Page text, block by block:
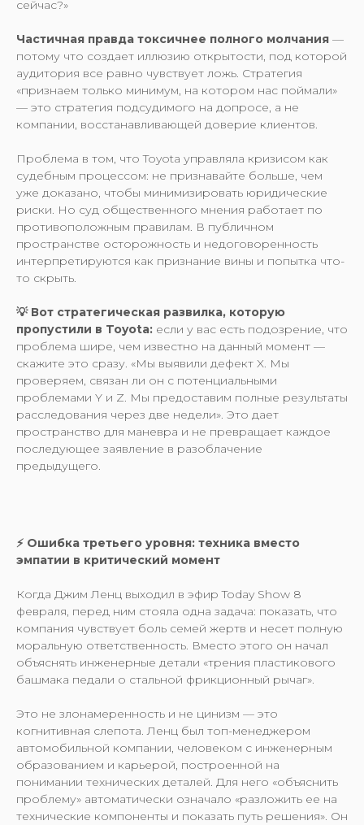
сейчас?»
Частичная правда токсичнее полного молчания —
потому что создает иллюзию открытости, под которой
аудитория все равно чувствует ложь. Стратегия
«признаем только минимум, на котором нас поймали»
— это стратегия подсудимого на допросе, а не
компании, восстанавливающей доверие клиентов.
Проблема в том, что Toyota управляла кризисом как
судебным процессом: не признавайте больше, чем
уже доказано, чтобы минимизировать юридические
риски. Но суд общественного мнения работает по
противоположным правилам. В публичном
пространстве осторожность и недоговоренность
интерпретируются как признание вины и попытка что-
то скрыть.
💡 Вот стратегическая развилка, которую
пропустили в Toyota: если у вас есть подозрение, что
проблема шире, чем известно на данный момент —
скажите это сразу. «Мы выявили дефект X. Мы
проверяем, связан ли он с потенциальными
проблемами Y и Z. Мы предоставим полные результаты
расследования через две недели». Это дает
пространство для маневра и не превращает каждое
последующее заявление в разоблачение
предыдущего.
⚡️ Ошибка третьего уровня: техника вместо
эмпатии в критический момент
Когда Джим Ленц выходил в эфир Today Show 8
февраля, перед ним стояла одна задача: показать, что
компания чувствует боль семей жертв и несет полную
моральную ответственность. Вместо этого он начал
объяснять инженерные детали «трения пластикового
башмака педали о стальной фрикционный рычаг».
Это не злонамеренность и не цинизм — это
когнитивная слепота. Ленц был топ-менеджером
автомобильной компании, человеком с инженерным
образованием и карьерой, построенной на
понимании технических деталей. Для него «объяснить
проблему» автоматически означало «разложить ее на
технические компоненты и показать путь решения». Он